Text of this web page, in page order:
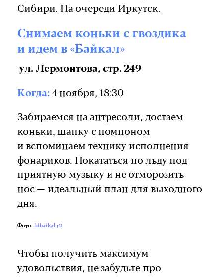
Сибири. На очереди Иркутск.
Снимаем коньки с гвоздика
и идем в «Байкал»
ул. Лермонтова, стр. 249
Когда: 4 ноября, 18:30
Забираемся на антресоли, достаем
коньки, шапку с помпоном
и вспоминаем технику исполнения
фонариков. Покататься по льду под
приятную музыку и не отморозить
нос — идеальный план для выходного
дня.
Фото: ldbaikal.ru
Чтобы получить максимум
удовольствия, не забудьте про